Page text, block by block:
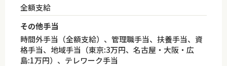
全額支給
その他手当
時間外手当（全額支給）、管理職手当、扶養手当、資
格手当、地域手当（東京:3万円、名古屋・大阪・広
島:1万円）、テレワーク手当